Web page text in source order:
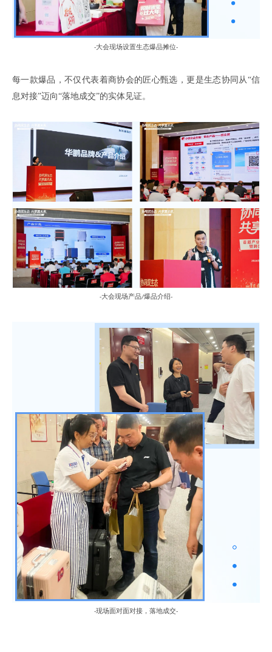
-大会现场设置生态爆品摊位-
每一款爆品，不仅代表着商协会的匠心甄选，更是生态协同从 “信
息对接”迈向“落地成交”的实体见证。
-大会现场产品/爆品介绍-
-现场面对面对接，落地成交-